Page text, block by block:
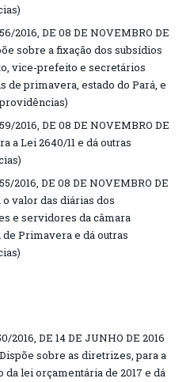
2016, DE 08 DE NOVEMBRO DE
sobre a fixação dos subsídios
vice-prefeito e secretários
de primavera, estado do Pará, e
2016, DE 08 DE NOVEMBRO DE
a Lei 2640/11 e dá outras
2016, DE 08 DE NOVEMBRO DE
o valor das diárias dos
e servidores da câmara
Primavera e dá outras
2016, DE 14 DE JUNHO DE 2016
Dispõe sobre as diretrizes, para a
da lei orçamentária de 2017 e dá